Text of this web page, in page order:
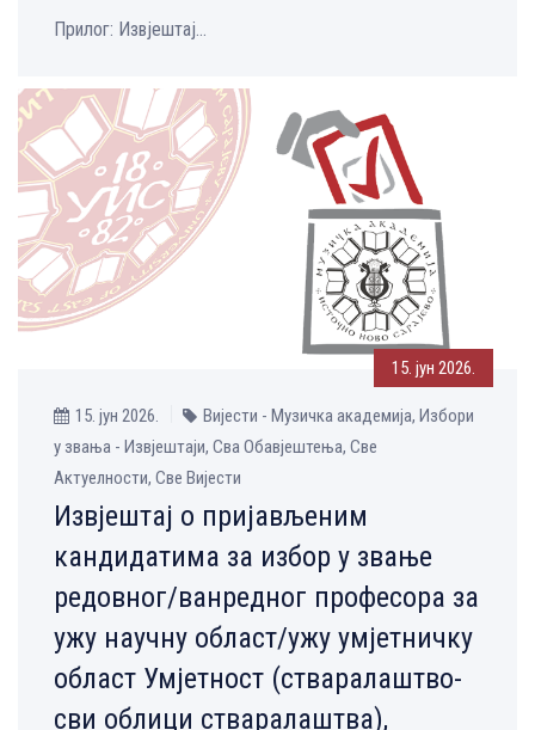
Прилог: Извјештај...
15. јун 2026.
15. јун 2026.
Вијести - Музичка aкадемија, Избори
у звања - Извјештаји, Сва Обавјештења, Све
Aктуелности, Све Вијести
Извјештај о пријављеним
кандидатима за избор у звање
редовног/ванредног професора за
ужу научну област/ужу умјетничку
област Умјетност (стваралаштво-
сви облици стваралаштва),